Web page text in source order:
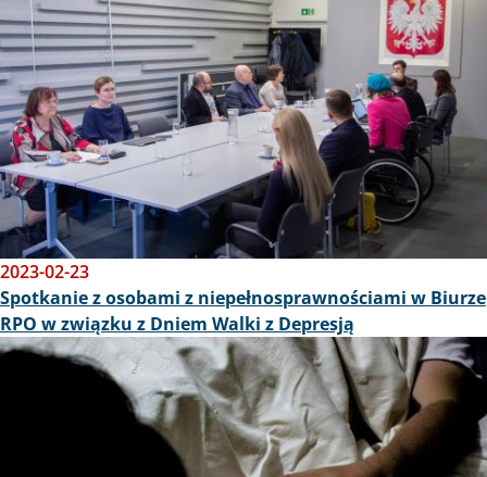
2023-02-23
Spotkanie z osobami z niepełnosprawnościami w Biurze
RPO w związku z Dniem Walki z Depresją
Obraz